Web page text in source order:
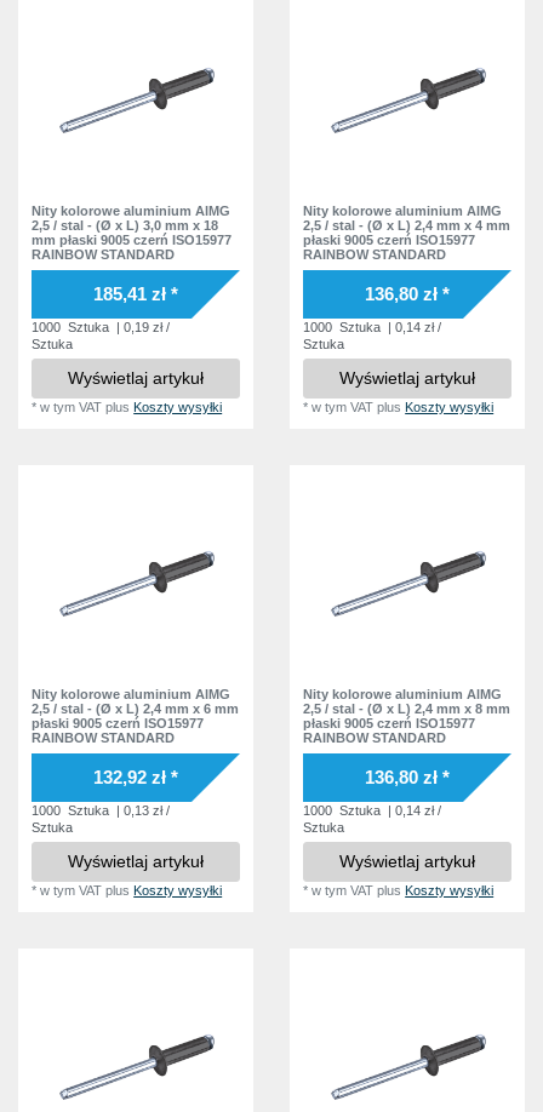
Nity kolorowe aluminium AlMG
2,5 / stal - (Ø x L) 3,0 mm x 18
mm płaski 9005 czerń ISO15977
RAINBOW STANDARD
185,41 zł *
1000 Sztuka | 0,19 zł /
Sztuka
Wyświetlaj artykuł
*w tym VAT plusKoszty wysyłki
Nity kolorowe aluminium AlMG
2,5 / stal - (Ø x L) 2,4 mm x 4 mm
płaski 9005 czerń ISO15977
RAINBOW STANDARD
136,80 zł *
1000 Sztuka | 0,14 zł /
Sztuka
Wyświetlaj artykuł
*w tym VAT plusKoszty wysyłki
Nity kolorowe aluminium AlMG
2,5 / stal - (Ø x L) 2,4 mm x 6 mm
płaski 9005 czerń ISO15977
RAINBOW STANDARD
132,92 zł *
1000 Sztuka | 0,13 zł /
Sztuka
Wyświetlaj artykuł
*w tym VAT plusKoszty wysyłki
Nity kolorowe aluminium AlMG
2,5 / stal - (Ø x L) 2,4 mm x 8 mm
płaski 9005 czerń ISO15977
RAINBOW STANDARD
136,80 zł *
1000 Sztuka | 0,14 zł /
Sztuka
Wyświetlaj artykuł
*w tym VAT plusKoszty wysyłki